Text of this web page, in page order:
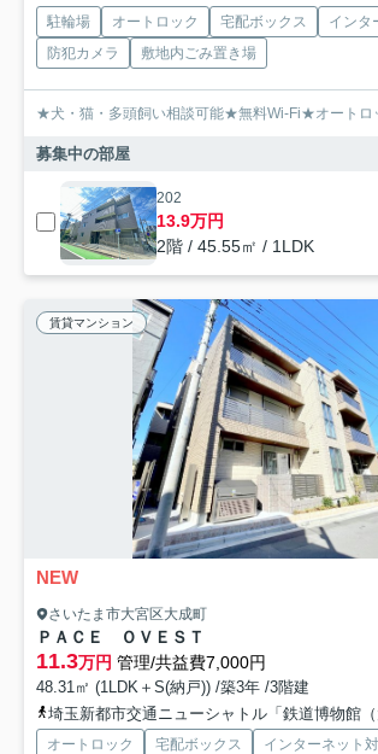
駐輪場 オートロック 宅配ボックス
インタ
防犯カメラ
敷地内ごみ置き場
★犬・猫・多頭飼い相談可能★無料Wi-Fi★オート
募集中の部屋
202
13.9万円
2階 / 45.55㎡ / 1LDK
賃貸マンション
NEW
さいたま市大宮区大成町
ＰＡＣＥ ＯＶＥＳＴ
11.3万円 管理/共益費7,000円
48.31㎡ (1LDK＋S(納戸)) /築3年 /3階建
埼玉新都市交通ニューシャトル「鉄道博物館（大
オートロック 宅配ボックス
インターネット